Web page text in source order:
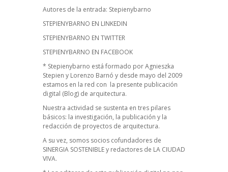
Autores de la entrada: Stepienybarno
STEPIENYBARNO EN LINKEDIN
STEPIENYBARNO EN TWITTER
STEPIENYBARNO EN FACEBOOK
* Stepienybarno está formado por Agnieszka
Stepien y Lorenzo Barnó y desde mayo del 2009
estamos en la red con la presente publicación
digital (Blog) de arquitectura.
Nuestra actividad se sustenta en tres pilares
básicos: la investigación, la publicación y la
redacción de proyectos de arquitectura.
A su vez, somos socios cofundadores de
SINERGIA SOSTENIBLEy redactores de LA CIUDAD
VIVA.